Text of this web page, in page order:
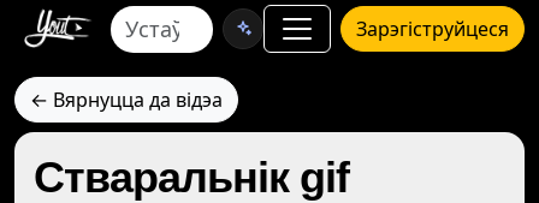
Зарэгіструйцеся
← Вярнуцца да відэа
Стваральнік gif